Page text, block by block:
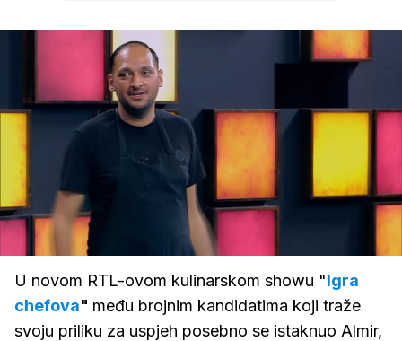
zvuk
U novom RTL-ovom kulinarskom showu "Igra
chefova" među brojnim kandidatima koji traže
svoju priliku za uspjeh posebno se istaknuo Almir,